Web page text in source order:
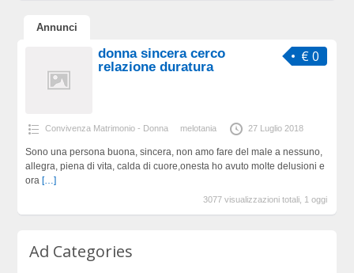
Annunci
€ 0
donna sincera cerco
relazione duratura
Convivenza Matrimonio - Donna melotania 27 Luglio 2018
Sono una persona buona, sincera, non amo fare del male a nessuno,
allegra, piena di vita, calda di cuore,onesta ho avuto molte delusioni e
ora […]
3077 visualizzazioni totali, 1 oggi
Ad Categories